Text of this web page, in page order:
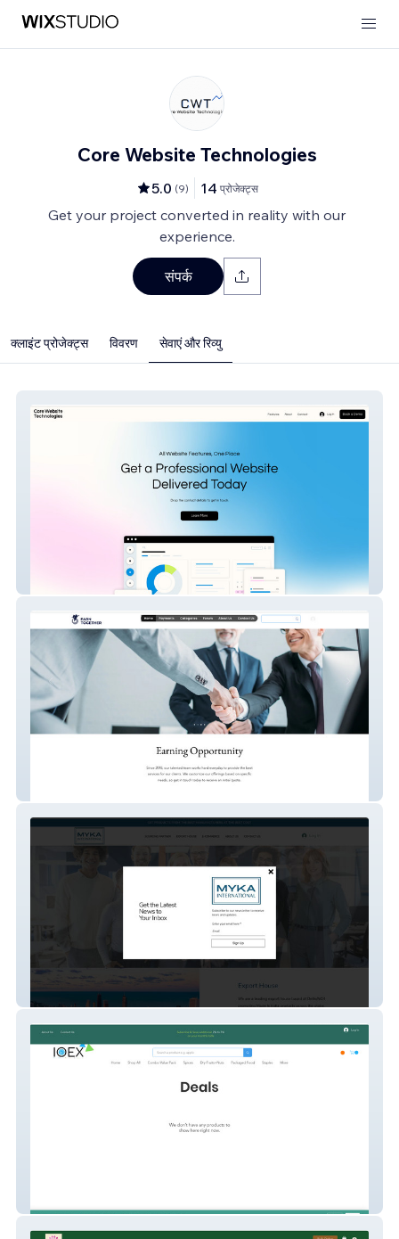
Core Website Technologies
5.0 (9) 14 प्रोजेक्ट्स
Get your project converted in reality with our
experience.
संपर्क
क्लाइंट प्रोजेक्ट्स विवरण सेवाएं और रिव्यु
mykainternational